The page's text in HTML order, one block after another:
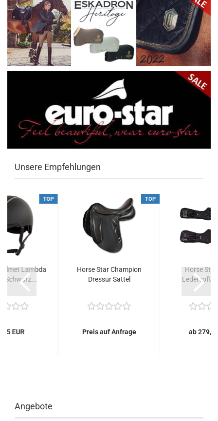
Unsere Empfehlungen
TOP
Lambda
Schwarz...
EUR
TOP
Horse Star Champion
Dressur Sattel
Preis auf Anfrage
Horse Star
Ledersoft
ab
Angebote